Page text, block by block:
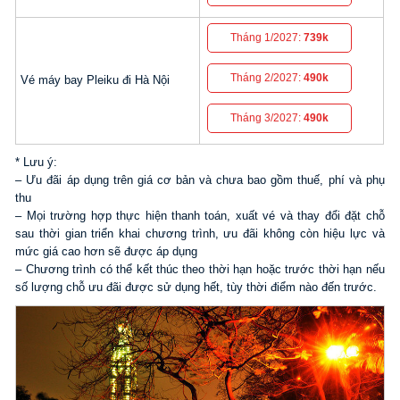
Vé máy bay Pleiku đi Hà Nội
Tháng 1/2027:739k
Tháng 2/2027:490k
Tháng 3/2027:490k
* Lưu ý:
– Ưu đãi áp dụng trên giá cơ bản và chưa bao gồm thuế, phí và phụ
thu
– Mọi trường hợp thực hiện thanh toán, xuất vé và thay đổi đặt chỗ
sau thời gian triển khai chương trình, ưu đãi không còn hiệu lực và
mức giá cao hơn sẽ được áp dụng
– Chương trình có thể kết thúc theo thời hạn hoặc trước thời hạn nếu
số lượng chỗ ưu đãi được sử dụng hết, tùy thời điểm nào đến trước.